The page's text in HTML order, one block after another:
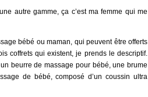
autre gamme, ça c’est ma femme qui me
bébé ou maman, qui peuvent être offerts
coffrets qui existent, je prends le descriptif.
beurre de massage pour bébé, une brume
de bébé, composé d’un coussin ultra